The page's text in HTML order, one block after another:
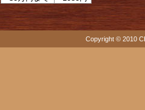
Copyright © 2010